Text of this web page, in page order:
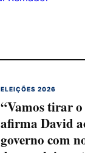
ELEIÇÕES 2026
“Vamos tirar
afirma David
governo com